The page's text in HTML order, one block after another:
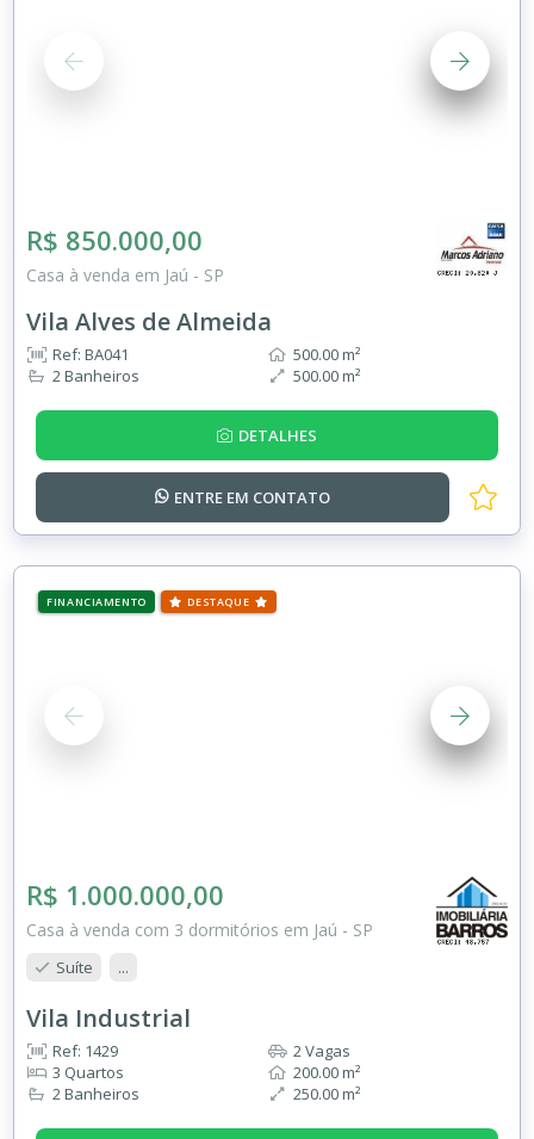
R$ 850.000,00
Casa à venda em Jaú - SP
Vila Alves de Almeida
Ref: BA041
2 Banheiros
500.00 m²
500.00 m²
DETALHES
ENTRE EM CONTATO
FINANCIAMENTO DESTAQUE
R$ 1.000.000,00
Casa à venda com 3 dormitórios em Jaú - SP
Suíte ...
Vila Industrial
Ref: 1429
3 Quartos
2 Banheiros
2 Vagas
200.00 m²
250.00 m²